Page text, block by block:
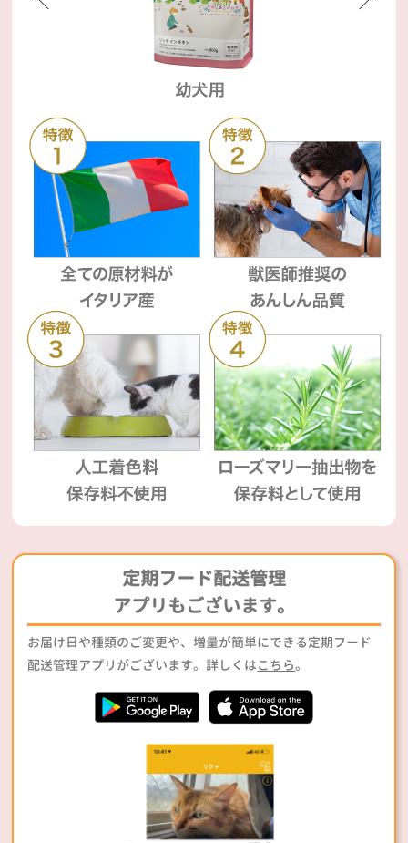
定期フード配送管理
アプリもございます。
お届け日や種類のご変更や、増量が簡単にできる定期フード
配送管理アプリがございます。詳しくはこちら。